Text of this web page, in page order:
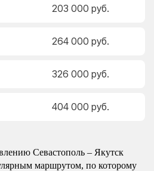
203 000 руб.
264 000 руб.
326 000 руб.
404 000 руб.
Севастополь – Якутск
маршрутом, по которому